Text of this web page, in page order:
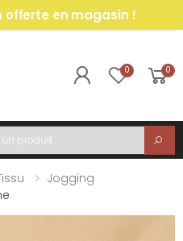
offerte en magasin !
0 0
Jogging